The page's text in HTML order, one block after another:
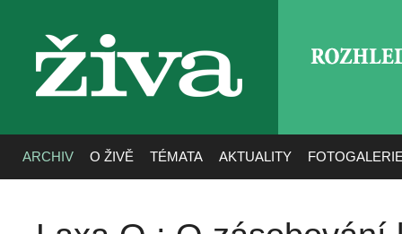
živa
ARCHIV O ŽIVĚ TÉMATA AKTUALITY